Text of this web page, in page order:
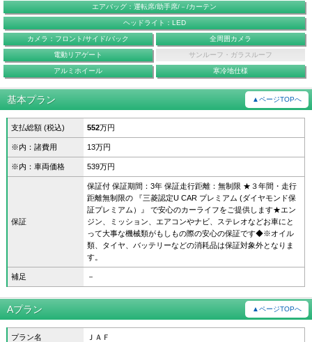
エアバッグ：運転席/助手席/－/カーテン
ヘッドライト：LED
カメラ：フロント/サイド/バック 全周囲カメラ
電動リアゲート サンルーフ・ガラスルーフ
アルミホイール 寒冷地仕様
基本プラン ▲ページTOPへ
支払総額 (税込) 552万円
※内：諸費用 13万円
※内：車両価格 539万円
保証
保証付 保証期間：3年 保証走行距離：無制限 ★３年間・走行
距離無制限の 『三菱認定U CAR プレミアム (ダイヤモンド保
証プレミアム）』 で安心のカーライフをご提供します★エン
ジン、ミッション、エアコンやナビ、ステレオなどお車にと
って大事な機械類がもしもの際の安心の保証です◆※オイル
類、タイヤ、バッテリーなどの消耗品は保証対象外となりま
す。
補足 －
Aプラン ▲ページTOPへ
プラン名 ＪＡＦ